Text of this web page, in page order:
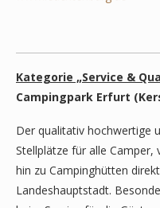
Kategorie „Service &
Campingpark Erfurt
Der qualitativ hochwertige
Stellplätze für alle
hin zu Campinghütten
Landeshauptstadt.